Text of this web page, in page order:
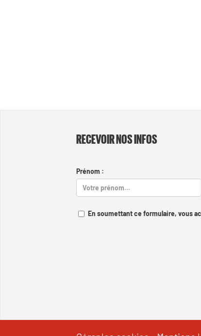
RECEVOIR NOS INFOS
Prénom :
En soumettant ce formulaire, vous